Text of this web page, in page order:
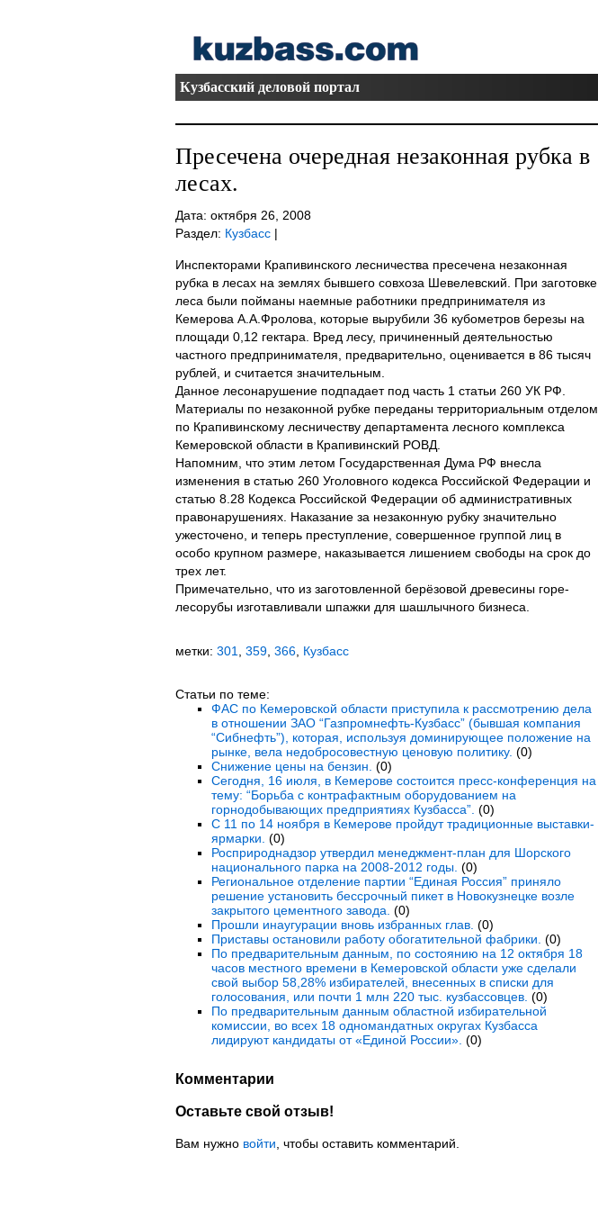
Кузбасский деловой портал
Пресечена очередная незаконная рубка в
лесах.
Дата: октября 26, 2008
Раздел: Кузбасс|
Инспекторами Крапивинского лесничества пресечена незаконная
рубка в лесах на землях бывшего совхоза Шевелевский. При заготовке
леса были пойманы наемные работники предпринимателя из
Кемерова А.А.Фролова, которые вырубили 36 кубометров березы на
площади 0,12 гектара. Вред лесу, причиненный деятельностью
частного предпринимателя, предварительно, оценивается в 86 тысяч
рублей, и считается значительным.
Данное лесонарушение подпадает под часть 1 статьи 260 УК РФ.
Материалы по незаконной рубке переданы территориальным отделом
по Крапивинскому лесничеству департамента лесного комплекса
Кемеровской области в Крапивинский РОВД.
Напомним, что этим летом Государственная Дума РФ внесла
изменения в статью 260 Уголовного кодекса Российской Федерации и
статью 8.28 Кодекса Российской Федерации об административных
правонарушениях. Наказание за незаконную рубку значительно
ужесточено, и теперь преступление, совершенное группой лиц в
особо крупном размере, наказывается лишением свободы на срок до
трех лет.
Примечательно, что из заготовленной берёзовой древесины горе-
лесорубы изготавливали шпажки для шашлычного бизнеса.
метки: 301 359, 366, Кузбасс
Статьи по теме:
ФАС по Кемеровской области приступила к рассмотрению дела
в отношении ЗАО “Газпромнефть-Кузбасс” (бывшая компания
“Сибнефть”), которая, используя доминирующее положение на
рынке, вела недобросовестную ценовую политику. (0)
Снижение цены на бензин. (0)
Сегодня, 16 июля, в Кемерове состоится пресс-конференция на
тему: “Борьба с контрафактным оборудованием на
горнодобывающих предприятиях Кузбасса”. (0)
С 11 по 14 ноября в Кемерове пройдут традиционные выставки-
ярмарки. (0)
Росприроднадзор утвердил менеджмент-план для Шорского
национального парка на 2008-2012 годы. (0)
Региональное отделение партии “Единая Россия” приняло
решение установить бессрочный пикет в Новокузнецке возле
закрытого цементного завода. (0)
Прошли инаугурации вновь избранных глав. (0)
Приставы остановили работу обогатительной фабрики. (0)
По предварительным данным, по состоянию на 12 октября 18
часов местного времени в Кемеровской области уже сделали
свой выбор 58,28% избирателей, внесенных в списки для
голосования, или почти 1 млн 220 тыс. кузбассовцев. (0)
По предварительным данным областной избирательной
комиссии, во всех 18 одномандатных округах Кузбасса
лидируют кандидаты от «Единой России». (0)
Комментарии
Оставьте свой отзыв!
Вам нужно войти , чтобы оставить комментарий.